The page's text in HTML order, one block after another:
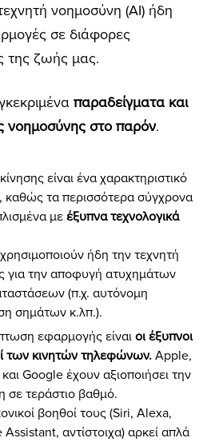
νοημοσύνη (AI) ήδη
σε διάφορες
της ζωής μας.
παραδείγματα και
νοημοσύνης στο παρόν.
είναι ένα χαρακτηριστικό
καθώς τα περισσότερα σύγχρονα
με έξυπνα τεχνολογικά
χρησιμοποιούν ήδη την τεχνητή
για την αποφυγή ατυχημάτων
(π.χ. αυτόνομη
σημάτων κ.λπ.).
εφαρμογής είναι οι έξυπνοι
των κινητών τηλεφώνων.Apple,
Google έχουν αξιοποιήσει την
σε τεράστιο βαθμό.
βοηθοί τους (Siri, Alexa,
αντίστοιχα) αρκεί απλά